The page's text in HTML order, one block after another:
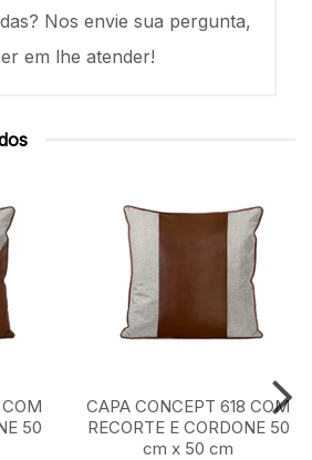
Nos envie sua pergunta,
em lhe atender!
50
CAPA CONCEPT 618 COM
RECORTE E CORDONE 50
cm x 50 cm